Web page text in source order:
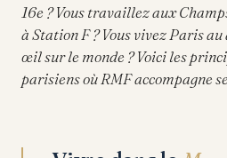
16e ? Vous travaillez aux
à Station F ? Vous vivez Paris
œil sur le monde ? Voici les
parisiens où RMF accompagne